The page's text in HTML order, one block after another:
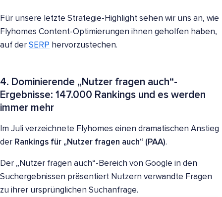
Für unsere letzte Strategie-Highlight sehen wir uns an, wie
Flyhomes Content-Optimierungen ihnen geholfen haben,
auf der SERP hervorzustechen.
4. Dominierende „Nutzer fragen auch“-
Ergebnisse: 147.000 Rankings und es werden
immer mehr
Im Juli verzeichnete Flyhomes einen dramatischen Anstieg
der Rankings für „Nutzer fragen auch“ (PAA).
Der „Nutzer fragen auch“-Bereich von Google in den
Suchergebnissen präsentiert Nutzern verwandte Fragen
zu ihrer ursprünglichen Suchanfrage.